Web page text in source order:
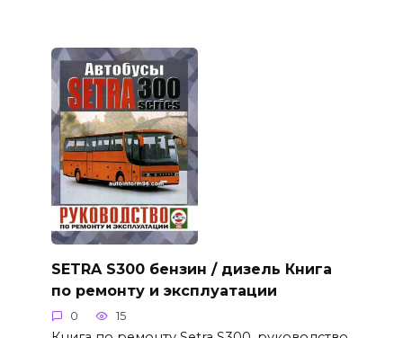
SETRA S300 бензин / дизель Книга
по ремонту и эксплуатации
0 15